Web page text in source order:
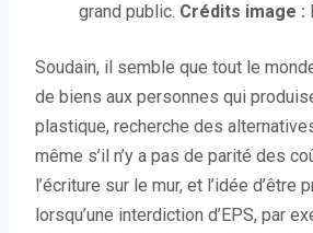
grand public. Crédits image :
Soudain, il semble que tout le
de biens aux personnes qui
plastique, recherche des
même s’il n’y a pas de parité des
l’écriture sur le mur, et l’idée d’être
lorsqu’une interdiction d’EPS, par